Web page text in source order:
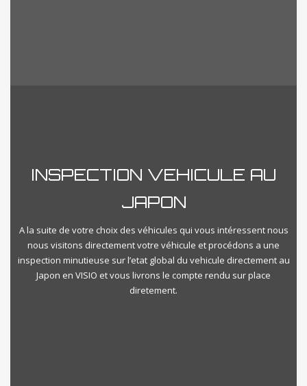
INSPECTION VEHICULE AU
JAPON
A la suite de votre choix des véhicules qui vous intéressent nous
nous visitons directement votre véhicule et procédons a une
inspection minutieuse sur l’etat global du vehicule directement au
Japon en VISIO et vous livrons le compte rendu sur place
diretement.